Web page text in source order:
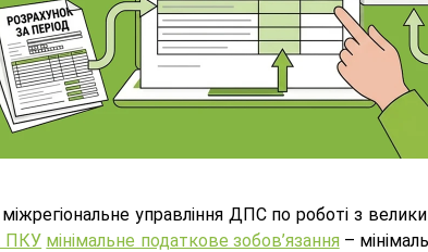
управління ДПС по роботі з
ПКУ мінімальне податкове зобов’язання–